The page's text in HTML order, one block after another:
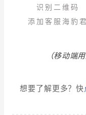
识别二维码
添加客服海豹君
（移动端
想要了解更多？快